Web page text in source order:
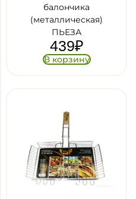
балончика
(металлическая)
ПЬЕЗА
439₽
В корзину